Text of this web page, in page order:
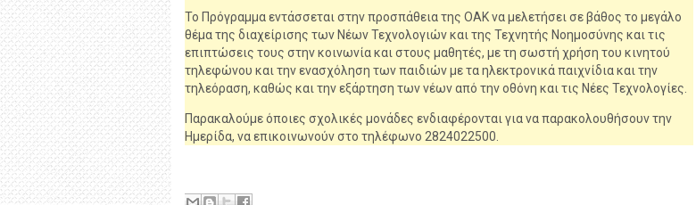
Το Πρόγραμμα εντάσσεται στην προσπάθεια της ΟΑΚ να μελετήσει σε βάθος το μεγάλο
θέμα της διαχείρισης των Νέων Τεχνολογιών και της Τεχνητής Νοημοσύνης και τις
επιπτώσεις τους στην κοινωνία και στους μαθητές, με τη σωστή χρήση του κινητού
τηλεφώνου και την ενασχόληση των παιδιών με τα ηλεκτρονικά παιχνίδια και την
τηλεόραση, καθώς και την εξάρτηση των νέων από την οθόνη και τις Νέες Τεχνολογίες.
Παρακαλούμε όποιες σχολικές μονάδες ενδιαφέρονται για να παρακολουθήσουν την
Ημερίδα, να επικοινωνούν στο τηλέφωνο 2824022500.